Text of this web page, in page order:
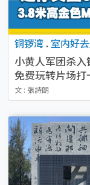
铜锣湾 . 室内好
小黄人军团杀
免费玩转片场打
文 : 張詩朗